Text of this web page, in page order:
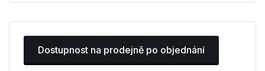
Dostupnost na prodejně po objednání